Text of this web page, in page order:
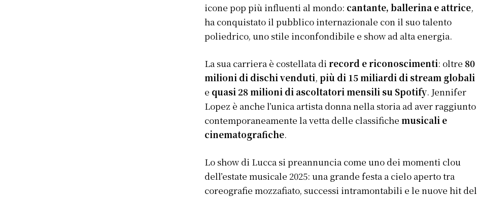
icone pop più influenti al mondo: cantante, ballerina e attrice,
ha conquistato il pubblico internazionale con il suo talento
poliedrico, uno stile inconfondibile e show ad alta energia.
La sua carriera è costellata direcord e riconoscimenti: oltre 80
milioni di dischi venduti,più di 15 miliardi di stream globali
e quasi 28 milioni di ascoltatori mensili su Spotify. Jennifer
Lopez è anche l’unica artista donna nella storia ad aver raggiunto
contemporaneamente la vetta delle classifichemusicali e
cinematografiche.
Lo show di Lucca si preannuncia come uno dei momenti clou
dell’estate musicale 2025: una grande festa a cielo aperto tra
coreografie mozzafiato, successi intramontabili e le nuove hit del